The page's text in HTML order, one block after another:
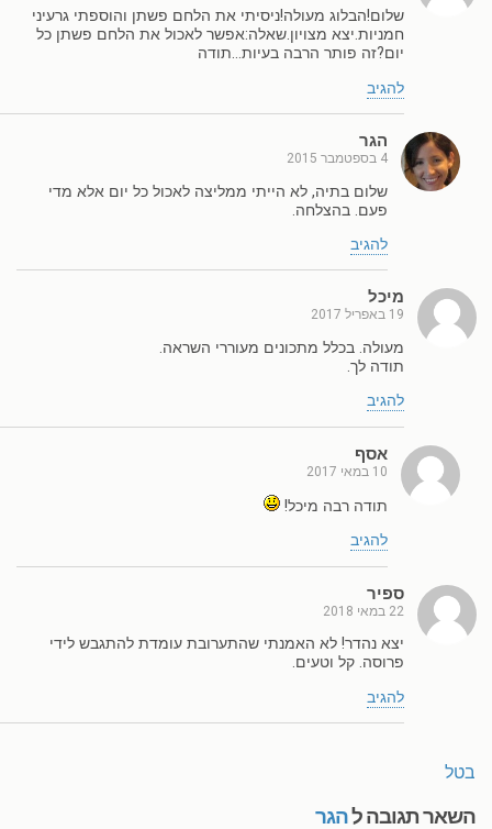
שלום!הבלוג מעולה!ניסיתי את הלחם פשתן והוספתי גרעיני
חמניות.יצא מצויון.שאלה:אפשר לאכול את הלחם פשתן כל
יום?זה פותר הרבה בעיות…תודה
להגיב
הגר
4 בספטמבר 2015
שלום בתיה, לא הייתי ממליצה לאכול כל יום אלא מדי
פעם. בהצלחה.
להגיב
מיכל
19 באפריל 2017
מעולה. בכלל מתכונים מעוררי השראה.
תודה לך.
להגיב
אסף
10 במאי 2017
תודה רבה מיכל!
להגיב
ספיר
22 במאי 2018
יצא נהדר! לא האמנתי שהתערובת עומדת להתגבש לידי
פרוסה. קל וטעים.
להגיב
בטל
השאר תגובה להגר